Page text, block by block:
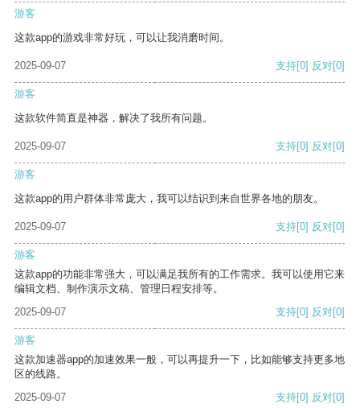
游客
这款app的游戏非常好玩，可以让我消磨时间。
2025-09-07 支持[0] 反对[0]
游客
这款软件简直是神器，解决了我所有问题。
2025-09-07 支持[0] 反对[0]
游客
这款app的用户群体非常庞大，我可以结识到来自世界各地的朋友。
2025-09-07 支持[0] 反对[0]
游客
这款app的功能非常强大，可以满足我所有的工作需求。我可以使用它来
编辑文档、制作演示文稿、管理日程安排等。
2025-09-07
支持[0] 反对[0]
游客
这款加速器app的加速效果一般，可以再提升一下，比如能够支持更多地
区的线路。
2025-09-07
支持[0] 反对[0]